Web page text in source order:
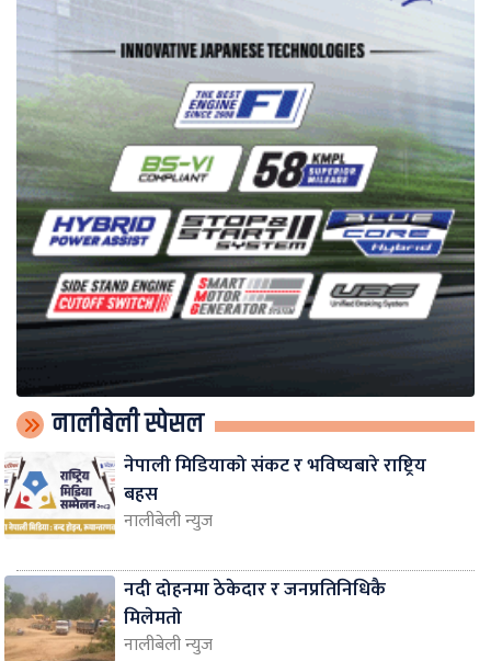
नालीबेली स्पेसल
नेपाली मिडियाको संकट र भविष्यबारे राष्ट्रिय
बहस
नालीबेली न्युज
नदी दोहनमा ठेकेदार र जनप्रतिनिधिकै
मिलेमतो
नालीबेली न्युज